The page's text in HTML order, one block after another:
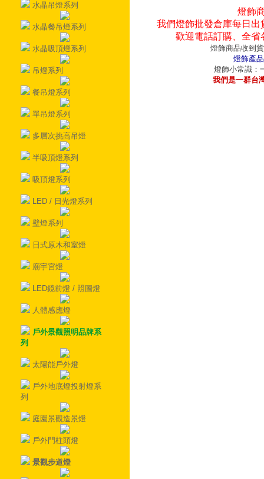
水晶吊燈系列
水晶餐吊燈系列
水晶吸頂燈系列
吊燈系列
餐吊燈系列
單吊燈系列
多層次挑高吊燈
半吸頂燈系列
吸頂燈系列
LED / 日光燈系列
壁燈系列
日式原木和室燈
廟宇宮燈
LED鏡前燈 / 照圖燈
人體感應燈
戶外景觀照明品牌系
列
太陽能戶外燈
戶外地底燈投射燈系
列
庭園景觀造景燈
戶外門柱頭燈
景觀步道燈
燈飾
我們燈飾批發倉庫每日
歡迎電話訂購、全
燈飾商品收到
燈飾產
燈飾小常識：
我們是一群台